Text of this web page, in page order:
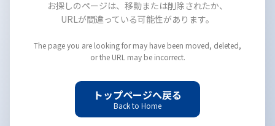
お探しのページは、移動または削除されたか、
URLが間違っている可能性があります。
The page you are looking for may have been moved, deleted,
or the URL may be incorrect.
トップページへ戻る
Back to Home